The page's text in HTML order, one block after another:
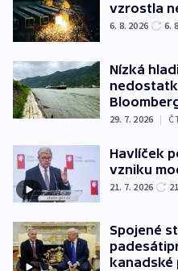
vzrostla
6. 8. 2026 6.
Nízká
29. 7. 2026 |
Havlíček
vzniku
21. 7. 2026
Spojené